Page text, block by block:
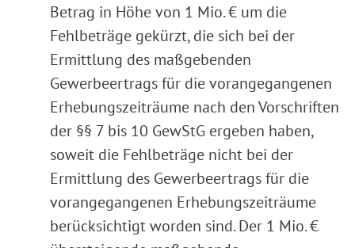
Betrag in Höhe von 1 Mio. € um die
Fehlbeträge gekürzt, die sich bei der
Ermittlung des maßgebenden
Gewerbeertrags für die vorangegangenen
Erhebungszeiträume nach den Vorschriften
der §§ 7 bis 10 GewStG ergeben haben,
soweit die Fehlbeträge nicht bei der
Ermittlung des Gewerbeertrags für die
vorangegangenen Erhebungszeiträume
berücksichtigt worden sind. Der 1 Mio. €